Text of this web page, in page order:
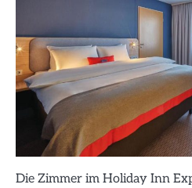
Die Zimmer im Holiday Inn